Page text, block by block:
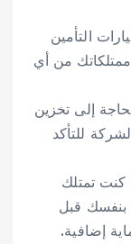
التأمين
من أي
إلى تخزين
للتأكد
كنت تمتلك
بنفسك قبل
إضافية.